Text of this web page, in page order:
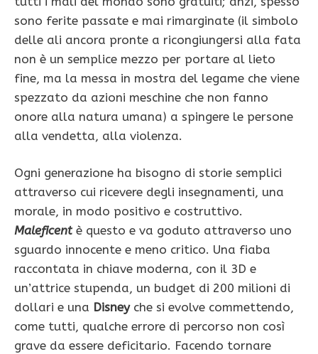
sono ferite passate e mai rimarginate (il simbolo
delle ali ancora pronte a ricongiungersi alla fata
non è un semplice mezzo per portare al lieto
fine, ma la messa in mostra del legame che viene
spezzato da azioni meschine che non fanno
onore alla natura umana) a spingere le persone
alla vendetta, alla violenza.
Ogni generazione ha bisogno di storie semplici
attraverso cui ricevere degli insegnamenti, una
morale, in modo positivo e costruttivo.
Maleficent è questo e va goduto attraverso uno
sguardo innocente e meno critico. Una fiaba
raccontata in chiave moderna, con il 3D e
un’attrice stupenda, un budget di 200 milioni di
dollari e una Disneyche si evolve commettendo,
come tutti, qualche errore di percorso non così
grave da essere deficitario. Facendo tornare